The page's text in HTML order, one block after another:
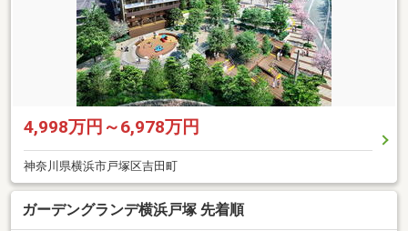
4,998万円～6,978万円
神奈川県横浜市戸塚区吉田町
ガーデングランデ横浜戸塚 先着順